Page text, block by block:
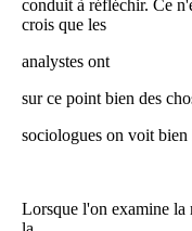
conduit à réfléchir. Ce
crois que les
analystes ont
sur ce point bien des
sociologues on voit
Lorsque l'on examine la